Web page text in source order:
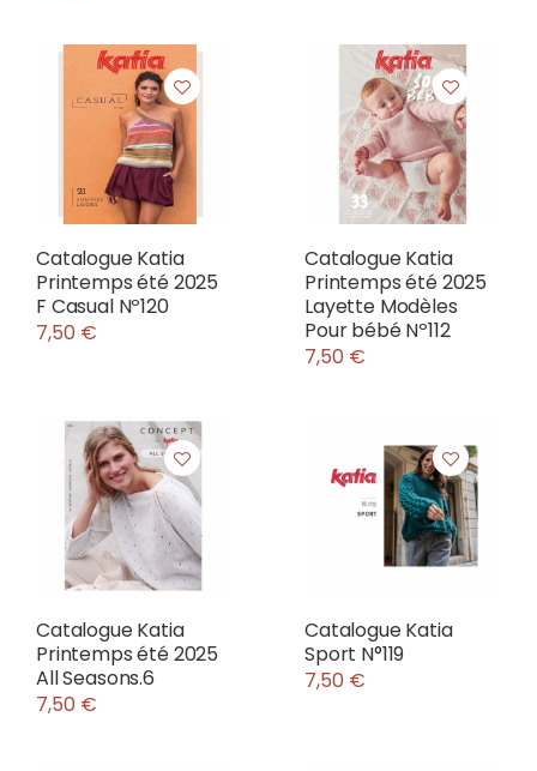
Catalogue Katia
Printemps été 2025
F Casual Nº120
7,50 €
Catalogue Katia
Printemps été 2025
Layette Modèles
Pour bébé Nº112
7,50 €
Catalogue Katia
Printemps été 2025
All Seasons.6
7,50 €
Catalogue Katia
Sport N°119
7,50 €